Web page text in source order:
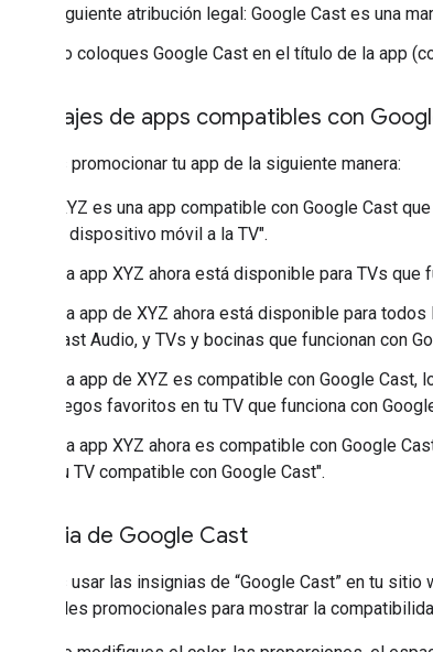
siguiente atribución legal: Google Cast es una
No coloques Google Cast en el título de la app
Mensajes de apps compatibles con
Puedes promocionar tu app de la siguiente manera:
"XYZ es una app compatible con Google Cast
tu dispositivo móvil a la TV".
"La app XYZ ahora está disponible para TVs que
"La app de XYZ ahora está disponible para
Cast Audio, y TVs y bocinas que funcionan con
"La app de XYZ es compatible con Google
juegos favoritos en tu TV que funciona con
"La app XYZ ahora es compatible con Google
su TV compatible con Google Cast".
Insignia de Google Cast
Puedes usar las insignias de “Google Cast” en tu
materiales promocionales para mostrar la